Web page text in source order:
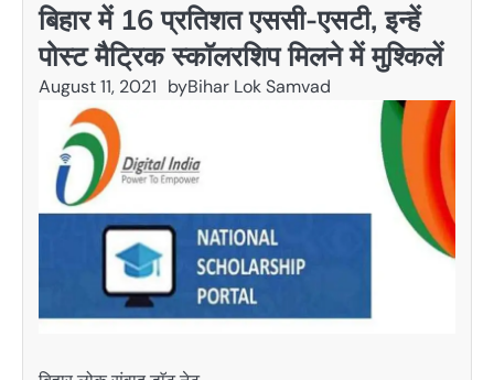
बिहार में 16 प्रतिशत एससी-एसटी, इन्हें
पोस्ट मैट्रिक स्काॅलरशिप मिलने में मुश्किलें
August 11, 2021 byBihar Lok Samvad